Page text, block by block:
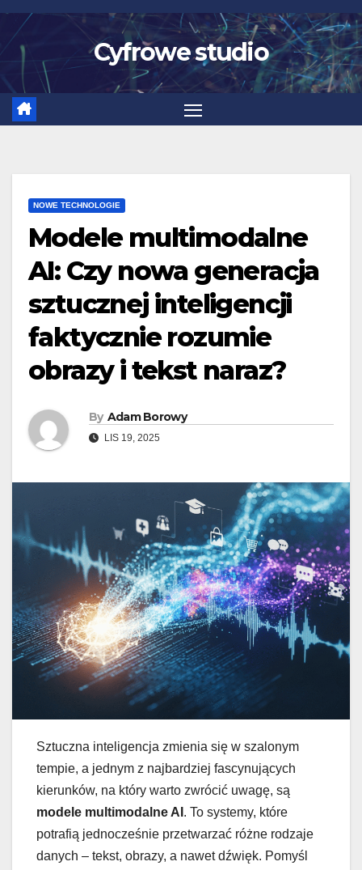
Skip
content
Cyfrowe studio
NOWE TECHNOLOGIE
Modele multimodalne
AI: Czy nowa generacja
sztucznej inteligencji
faktycznie rozumie
obrazy i tekst naraz?
By Adam Borowy
LIS 19, 2025
Sztuczna inteligencja zmienia się w szalonym
tempie, a jednym z najbardziej fascynujących
kierunków, na który warto zwrócić uwagę, są
modele multimodalne AI . To systemy, które
potrafią jednocześnie przetwarzać różne rodzaje
danych – tekst, obrazy, a nawet dźwięk. Pomyśl